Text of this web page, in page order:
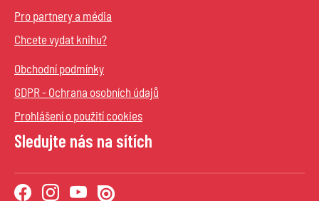
Pro partnery a média
Chcete vydat knihu?
Obchodní podmínky
GDPR - Ochrana osobních údajů
Prohlášení o použití cookies
Sledujte nás na sítích